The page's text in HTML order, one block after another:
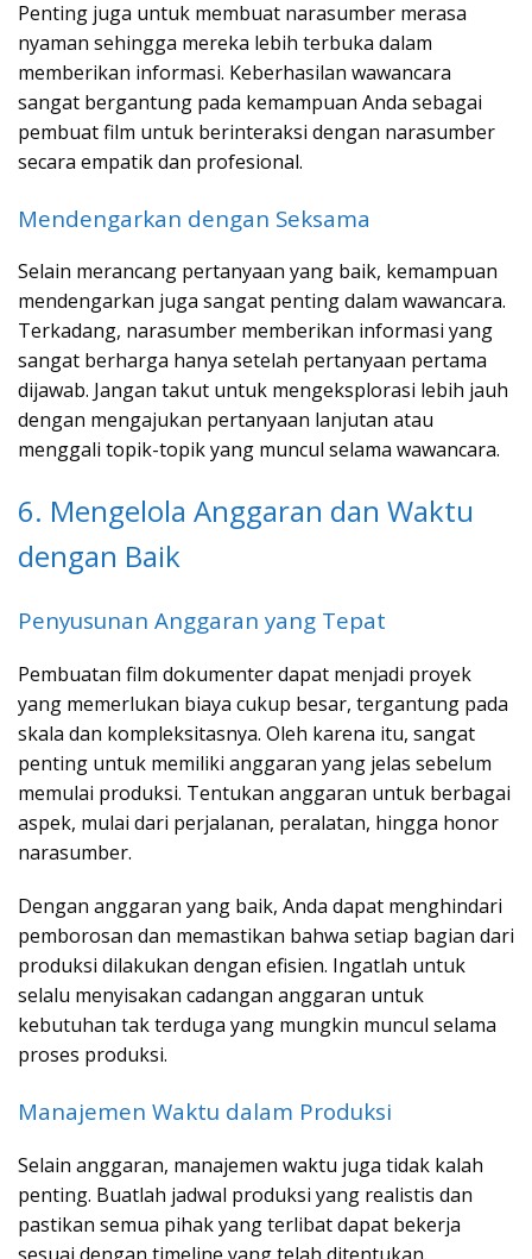
Penting juga untuk membuat narasumber merasa
nyaman sehingga mereka lebih terbuka dalam
memberikan informasi. Keberhasilan wawancara
sangat bergantung pada kemampuan Anda sebagai
pembuat film untuk berinteraksi dengan narasumber
secara empatik dan profesional.
Mendengarkan dengan Seksama
Selain merancang pertanyaan yang baik, kemampuan
mendengarkan juga sangat penting dalam wawancara.
Terkadang, narasumber memberikan informasi yang
sangat berharga hanya setelah pertanyaan pertama
dijawab. Jangan takut untuk mengeksplorasi lebih jauh
dengan mengajukan pertanyaan lanjutan atau
menggali topik-topik yang muncul selama wawancara.
6. Mengelola Anggaran dan Waktu
dengan Baik
Penyusunan Anggaran yang Tepat
Pembuatan film dokumenter dapat menjadi proyek
yang memerlukan biaya cukup besar, tergantung pada
skala dan kompleksitasnya. Oleh karena itu, sangat
penting untuk memiliki anggaran yang jelas sebelum
memulai produksi. Tentukan anggaran untuk berbagai
aspek, mulai dari perjalanan, peralatan, hingga honor
narasumber.
Dengan anggaran yang baik, Anda dapat menghindari
pemborosan dan memastikan bahwa setiap bagian dari
produksi dilakukan dengan efisien. Ingatlah untuk
selalu menyisakan cadangan anggaran untuk
kebutuhan tak terduga yang mungkin muncul selama
proses produksi.
Manajemen Waktu dalam Produksi
Selain anggaran, manajemen waktu juga tidak kalah
penting. Buatlah jadwal produksi yang realistis dan
pastikan semua pihak yang terlibat dapat bekerja